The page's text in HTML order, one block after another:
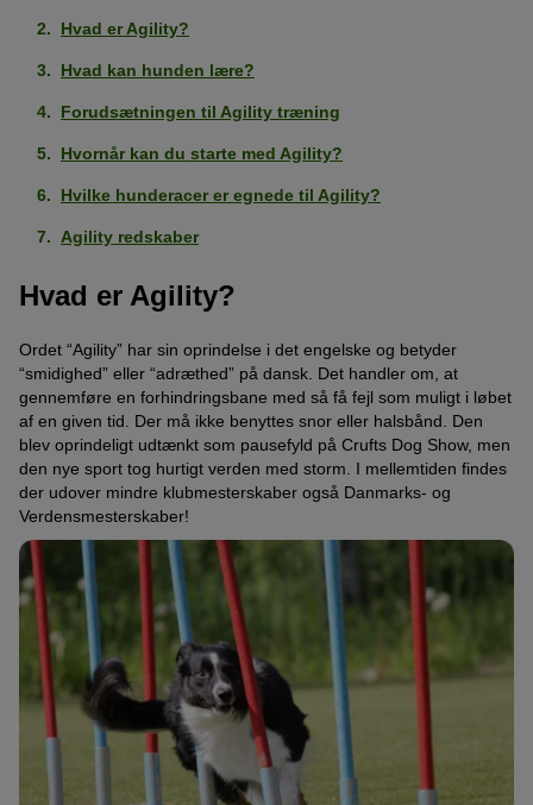
Hvad er Agility?
Hvad kan hunden lære?
Forudsætningen til Agility træning
Hvornår kan du starte med Agility?
Hvilke hunderacer er egnede til Agility?
Agility redskaber
Hvad er Agility?
Ordet “Agility” har sin oprindelse i det engelske og betyder
“smidighed” eller “adræthed” på dansk. Det handler om, at
gennemføre en forhindringsbane med så få fejl som muligt i løbet
af en given tid. Der må ikke benyttes snor eller halsbånd. Den
blev oprindeligt udtænkt som pausefyld på Crufts Dog Show, men
den nye sport tog hurtigt verden med storm. I mellemtiden findes
der udover mindre klubmesterskaber også Danmarks- og
Verdensmesterskaber!